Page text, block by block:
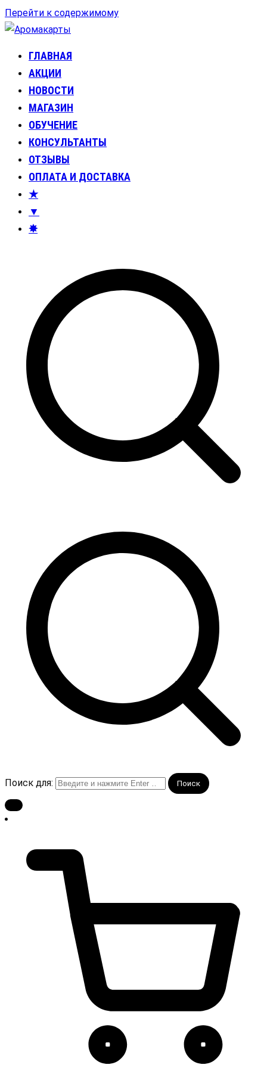
Перейти к содержимому
Аромакарты
Психологические эфирные карты • Аромапсихология
ГЛАВНАЯ
АКЦИИ
НОВОСТИ
МАГАЗИН
ОБУЧЕНИЕ
КОНСУЛЬТАНТЫ
ОТЗЫВЫ
ОПЛАТА И ДОСТАВКА
★
▼
✸
Поиск для: